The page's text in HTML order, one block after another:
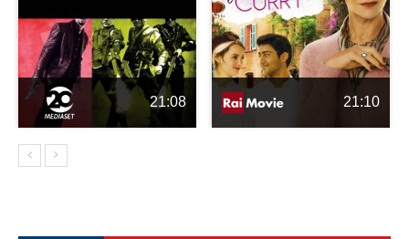
21:08 21:10